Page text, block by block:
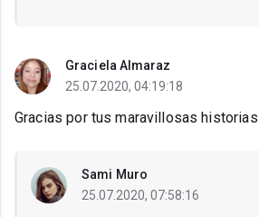
Graciela Almaraz
25.07.2020, 04:19:18
Gracias por tus maravillosas
Sami Muro
25.07.2020, 07:58:16